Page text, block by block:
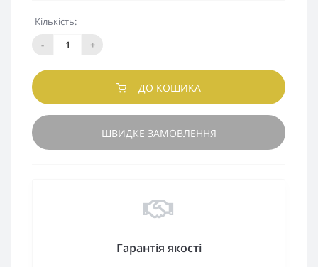
Кількість:
-
+
ДО КОШИКА
ШВИДКЕ ЗАМОВЛЕННЯ
Гарантія якості